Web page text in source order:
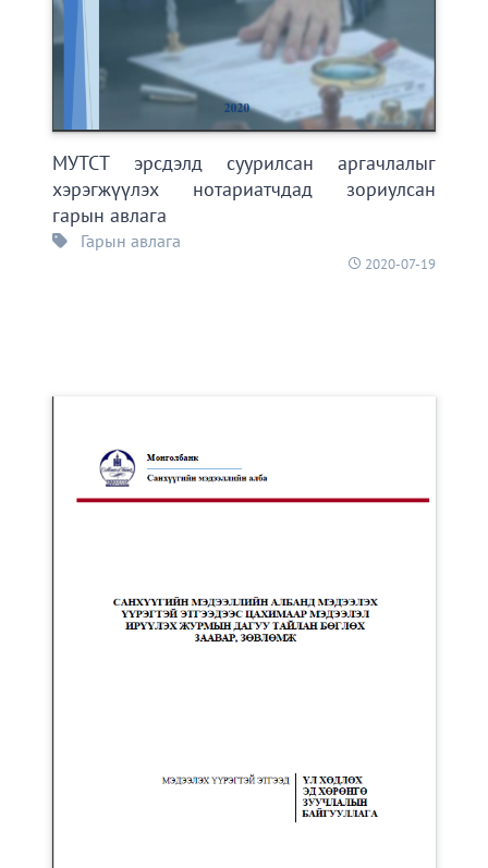
МУТСТ эрсдэлд суурилсан аргачлалыг
хэрэгжүүлэх нотариатчдад зориулсан
гарын авлага
Гарын авлага
2020-07-19